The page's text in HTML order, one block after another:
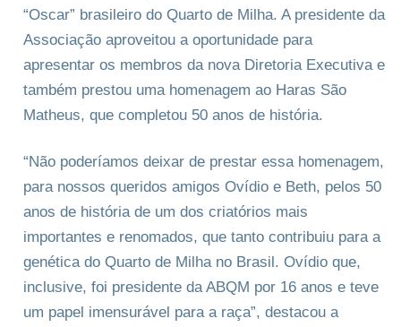
“Oscar” brasileiro do Quarto de Milha. A presidente da
Associação aproveitou a oportunidade para
apresentar os membros da nova Diretoria Executiva e
também prestou uma homenagem ao Haras São
Matheus, que completou 50 anos de história.
“Não poderíamos deixar de prestar essa homenagem,
para nossos queridos amigos Ovídio e Beth, pelos 50
anos de história de um dos criatórios mais
importantes e renomados, que tanto contribuiu para a
genética do Quarto de Milha no Brasil. Ovídio que,
inclusive, foi presidente da ABQM por 16 anos e teve
um papel imensurável para a raça”, destacou a